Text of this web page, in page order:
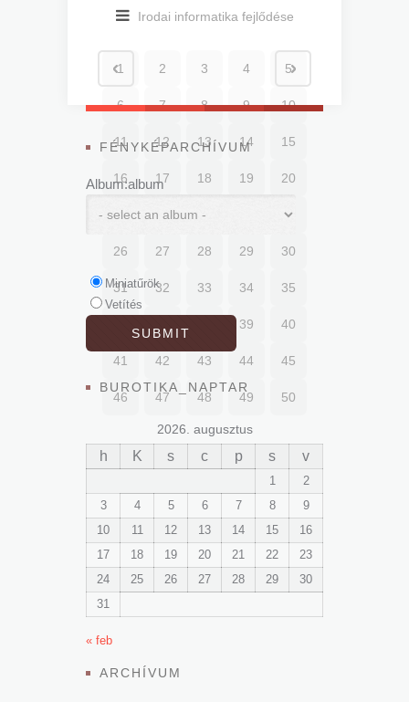
Irodai informatika fejlődése
1 2 3 4 5
6 7 8 9 10
11 12 13 14 15
16 17 18 19 20
21 22 23 25
26 27 28 29 30
31 32 33 34 35
39 40
41 42 43 44 45
46 47 48 49 50
FÉNYKÉPARCHÍVUM
Album:album
Miniatűrök
Vetítés
BUROTIKA_NAPTAR
2026. augusztus
h K s c p s v
1
2
3
4 5 6 7 8
9
10
11 12 13 14 15
16
17
18 19 20 21 22
23
24
25 26 27 28 29
30
31
« feb
ARCHÍVUM